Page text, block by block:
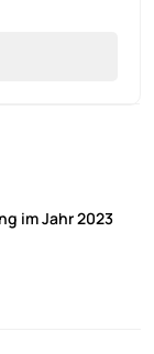
im Jahr 2023